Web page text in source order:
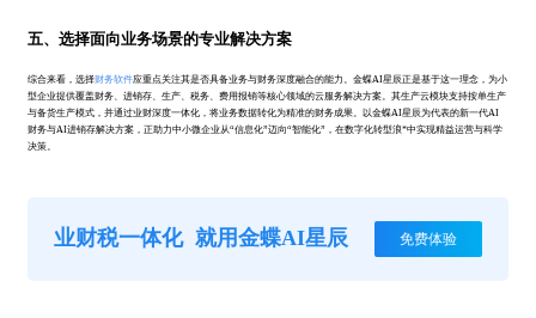
五、选择面向业务场景的专业解决方案
综合来看，选择财务软件应重点关注其是否具备业务与财务深度融合的能力。金蝶AI星辰正是基于这一理念，为小
型企业提供覆盖财务、进销存、生产、税务、费用报销等核心领域的云服务解决方案。其生产云模块支持按单生产
与备货生产模式，并通过业财深度一体化，将业务数据转化为精准的财务成果。以金蝶AI星辰为代表的新一代AI
财务与AI进销存解决方案，正助力中小微企业从“信息化”迈向“智能化”，在数字化转型浪*中实现精益运营与科学
决策。
业财税一体化 就用金蝶AI星辰 免费体验